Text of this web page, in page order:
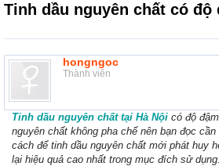
Tinh dầu nguyên chất có độ
hongngoc
Thành viên
Tinh dầu nguyên chất tại Hà Nội có độ
nguyên chất không pha chế nên bạn đọc
cách để tinh dầu nguyên chất mới phát huy
lại hiệu quả cao nhất trong mục đích sử